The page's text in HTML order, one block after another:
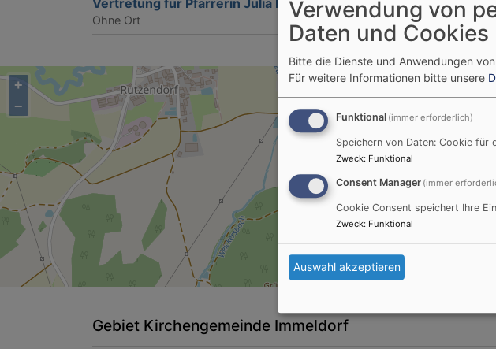
Vertretung für Pfarrerin Julia Hoffmann: Dekan i.R. Lechner ☎︎
Ohne Ort
+
−
Gebiet Kirchengemeinde Immeldorf
Verwendung von
Daten und Cookies
Bitte die Dienste und Anwendungen
Für weitere Informationen bitte unsere
Funktional (immer erforderlich)
Speichern von Daten: Cookie für
Zweck: Funktional
Consent Manager (immer
Cookie Consent speichert Ihre
Zweck: Funktional
Auswahl akzeptieren